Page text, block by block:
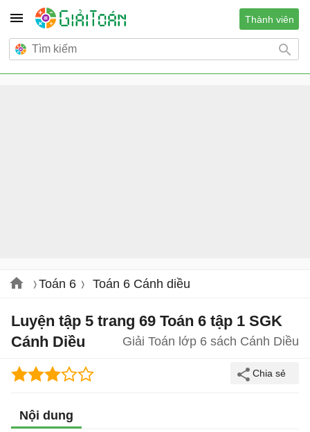
Thành viên
Toán 6 Toán 6 Cánh diều
Luyện tập 5 trang 69 Toán 6 tập 1 SGK
Cánh Diều
Giải Toán lớp 6 sách Cánh Diều
Nội dung